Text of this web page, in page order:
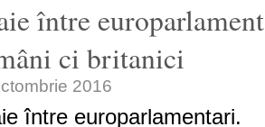
între
ci britanici
2016